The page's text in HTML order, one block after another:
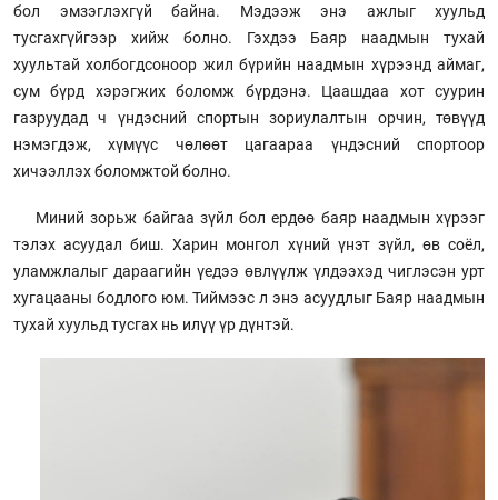
бол эмзэглэхгүй байна. Мэдээж энэ ажлыг хуульд
тусгахгүйгээр хийж болно. Гэхдээ Баяр наадмын тухай
хуультай холбогдсоноор жил бүрийн наадмын хүрээнд аймаг,
сум бүрд хэрэгжих боломж бүрдэнэ. Цаашдаа хот суурин
газруудад ч үндэсний спортын зориулалтын орчин, төвүүд
нэмэгдэж, хүмүүс чөлөөт цагаараа үндэсний спортоор
хичээллэх боломжтой болно.
Миний зорьж байгаа зүйл бол ердөө баяр наадмын хүрээг
тэлэх асуудал биш. Харин монгол хүний үнэт зүйл, өв соёл,
уламжлалыг дараагийн үедээ өвлүүлж үлдээхэд чиглэсэн урт
хугацааны бодлого юм. Тиймээс л энэ асуудлыг Баяр наадмын
тухай хуульд тусгах нь илүү үр дүнтэй.